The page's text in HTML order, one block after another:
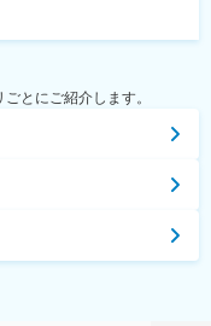
とにご紹介します。